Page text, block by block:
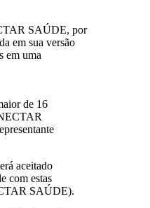
SAÚDE, por
em sua versão
em uma
de 16
aceitado
com estas
SAÚDE).